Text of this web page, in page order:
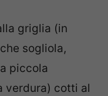
griglia (in
sogliola,
piccola
verdura) cotti al